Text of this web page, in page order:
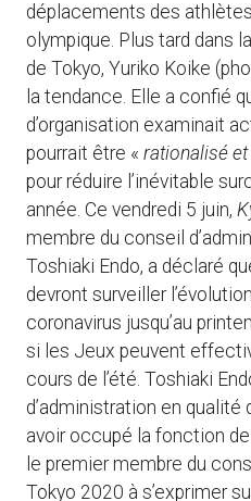
déplacements des
olympique. Plus tard dans
de Tokyo, Yuriko Koike
la tendance. Elle a confié
d’organisation examinait
pourrait être « rationalisé
pour réduire l’inévitable
année. Ce vendredi 5 juin,
membre du conseil
Toshiaki Endo, a déclaré
devront surveiller
coronavirus jusqu’au
si les Jeux peuvent
cours de l’été. Toshiaki
d’administration en qualité
avoir occupé la fonction
le premier membre du
Tokyo 2020 à s’exprimer